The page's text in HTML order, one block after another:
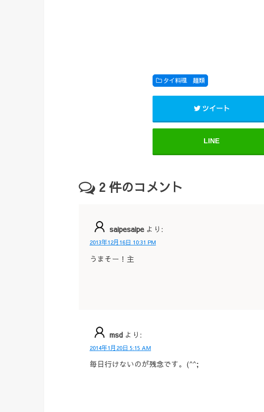
タイ料理 麺類
ツイート
LINE
2 件のコメント
saipesaipe より:
2013年12月16日 10:31 PM
うまそー！主
msd より:
2014年1月20日 5:15 AM
毎日行けないのが残念です。(^^;